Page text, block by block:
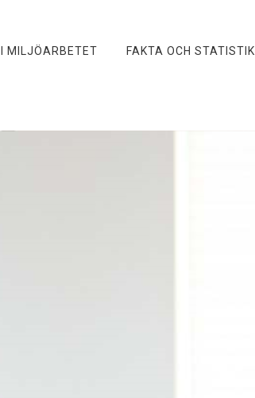
MILJÖARBETET FAKTA OCH STATISTIK